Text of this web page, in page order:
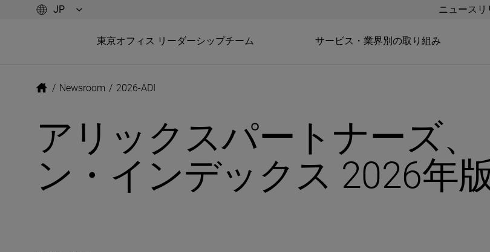
ニュースリ
東京オフィス リーダーシップチーム サービス・業界別の取り組み
/ Newsroom / 2026-ADI
アリックスパートナーズ
ン・インデックス 2026年